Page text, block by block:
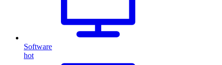
Software
hot